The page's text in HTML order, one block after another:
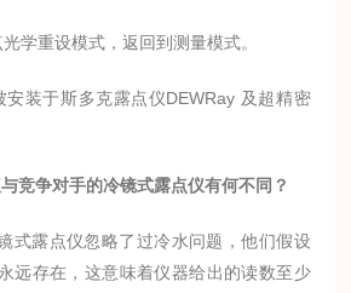
学重设模式，返回到测量模式。
装于斯多克露点仪DEWRay 及超精密
竞争对手的冷镜式露点仪有何不同？
露点仪忽略了过冷水问题，他们假设
远存在，这意味着仪器给出的读数至少